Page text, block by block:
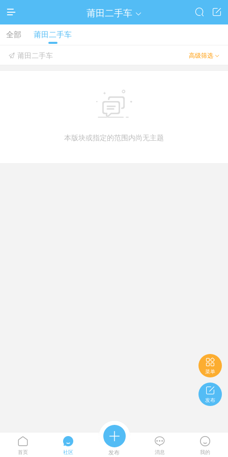
 莆田二手车  

全部 莆田二手车
高级筛选 
 莆田二手车

本版块或指定的范围内尚无主题

菜单

发布

首页

社区

发布

消息

我的